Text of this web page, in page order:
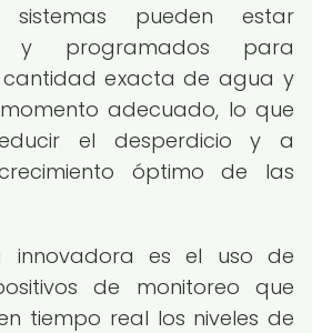
sistemas pueden estar
y programados para
exacta de agua y
adecuado, lo que
el desperdicio y a
óptimo de las
innovadora es el uso de
de monitoreo que
tiempo real los niveles de